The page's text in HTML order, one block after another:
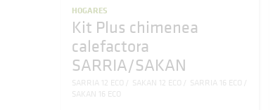
HOGARES
Kit Plus chimenea
calefactora
SARRIA/SAKAN
SARRIA 12 ECO SAKAN 12 ECO
SARRIA 16 ECO
SAKAN 16 ECO